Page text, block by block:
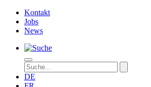
Kontakt
Jobs
News
DE